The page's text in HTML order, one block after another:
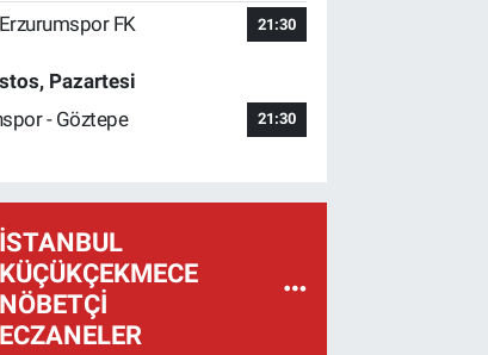
FK 21:30
Pazartesi
- Göztepe
21:30
İSTANBUL
KÜÇÜKÇEKMECE
NÖBETÇI
ECZANELER